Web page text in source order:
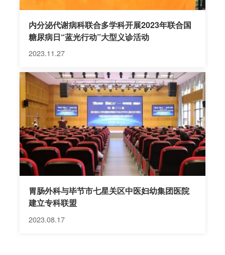
内分泌代谢病科联合多学科开展2023年联合国
糖尿病日“蓝光行动”大型义诊活动
2023.11.27
胃肠外科与毕节市七星关区中医妇幼集团医院
建立专科联盟
2023.08.17